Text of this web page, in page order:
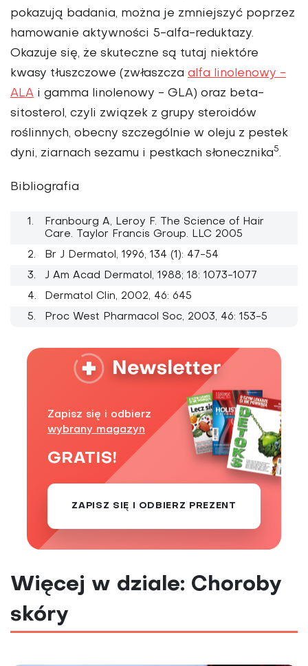
pokazują badania, można je zmniejszyć poprzez
hamowanie aktywności 5-alfa-reduktazy.
Okazuje się, że skuteczne są tutaj niektóre
kwasy tłuszczowe (zwłaszcza alfa linolenowy -
ALA i gamma linolenowy - GLA) oraz beta-
sitosterol, czyli związek z grupy steroidów
roślinnych, obecny szczególnie w oleju z pestek
dyni, ziarnach sezamu i pestkach słonecznika5.
Bibliografia
Franbourg A, Leroy F. The Science of Hair
Care. Taylor Francis Group. LLC 2005
Br J Dermatol, 1996, 134 (1): 47-54
J Am Acad Dermatol, 1988; 18: 1073-1077
Dermatol Clin, 2002, 46: 645
Proc West Pharmacol Soc, 2003, 46: 153-5
Zapisz się i odbierz
wybrany magazyn
GRATIS!
ZAPISZ SIĘ I ODBIERZ PREZENT
Więcej w dziale: Choroby
skóry